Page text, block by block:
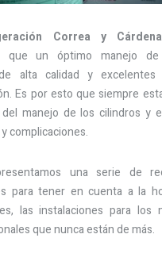
Correa y
que un óptimo manejo
alta calidad y
Es por esto que siempre
manejo de los cilindros y
complicaciones.
una serie de
para tener en cuenta a la
las instalaciones para los
que nunca están de más.